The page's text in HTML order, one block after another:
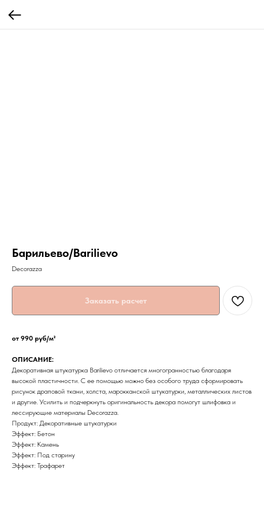
Барильево/Barilievo
Decorazza
Заказать расчет
от 990 руб/м²
ОПИСАНИЕ:
Декоративная штукатурка Barilievo отличается многогранностью благодаря
высокой пластичности. С ее помощью можно без особого труда сформировать
рисунок драповой ткани, холста, марокканской штукатурки, металлических листов
и другие. Усилить и подчеркнуть оригинальность декора помогут шлифовка и
лессирующие материалы Decorazza.
Продукт: Декоративные штукатурки
Эффект: Бетон
Эффект: Камень
Эффект: Под старину
Эффект: Трафарет